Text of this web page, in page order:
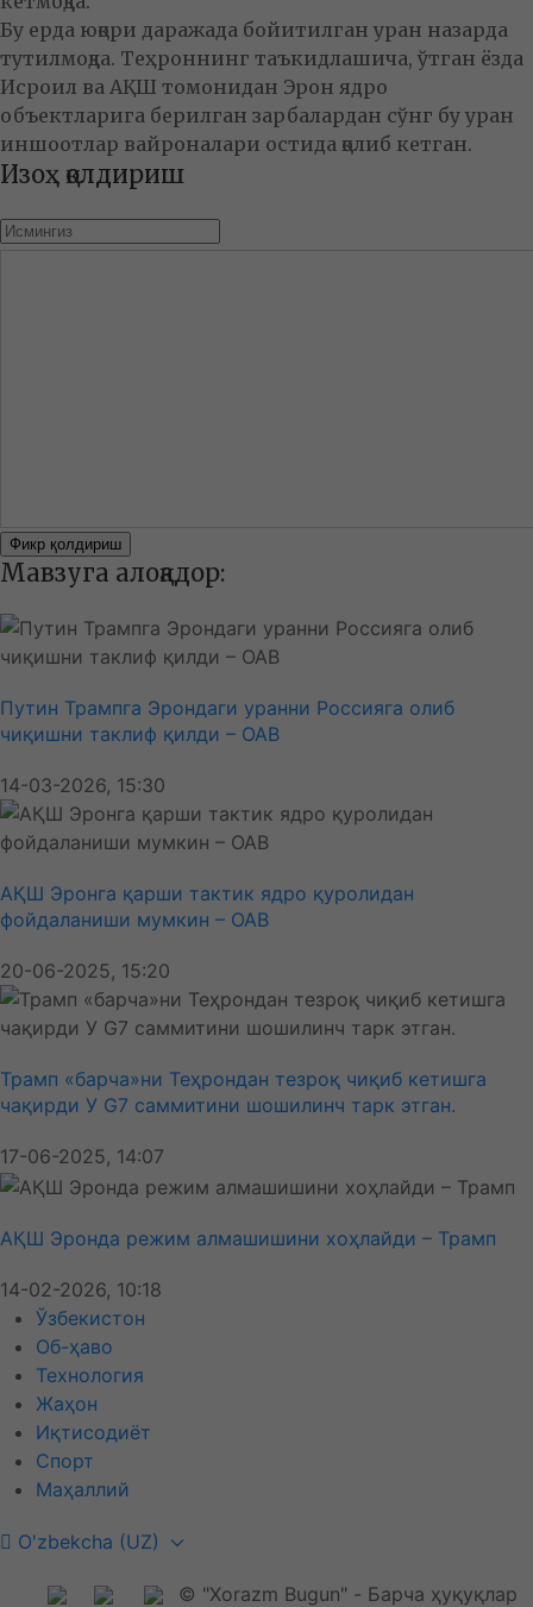
Бу ерда юқори даражада бойитилган уран назарда
тутилмоқда. Теҳроннинг таъкидлашича, ўтган ёзда
Исроил ва АҚШ томонидан Эрон ядро
объектларига берилган зарбалардан сўнг бу уран
иншоотлар вайроналари остида қолиб кетган.
Изоҳ қолдириш
Фикр қолдириш
Мавзуга алоқадор:
Путин Трампга Эрондаги уранни Россияга олиб
чиқишни таклиф қилди – ОАВ
14-03-2026, 15:30
АҚШ Эронга қарши тактик ядро қуролидан
фойдаланиши мумкин – ОАВ
20-06-2025, 15:20
Трамп «барча»ни Теҳрондан тезроқ чиқиб кетишга
чақирди У G7 саммитини шошилинч тарк этган.
17-06-2025, 14:07
АҚШ Эронда режим алмашишини хоҳлайди – Трамп
14-02-2026, 10:18
Ўзбекистон
Об-ҳаво
Технология
Жаҳон
Иқтисодиёт
Спорт
Маҳаллий
O'zbekcha (UZ)
© "Xorazm Bugun" - Барча ҳуқуқлар